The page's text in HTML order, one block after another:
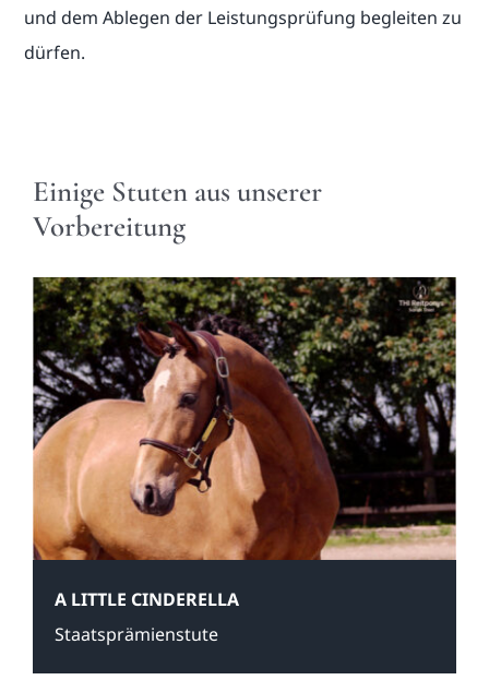
und dem Ablegen der Leistungsprüfung begleiten zu
dürfen.
Einige Stuten aus unserer
Vorbereitung
A LITTLE CINDERELLA
Staatsprämienstute